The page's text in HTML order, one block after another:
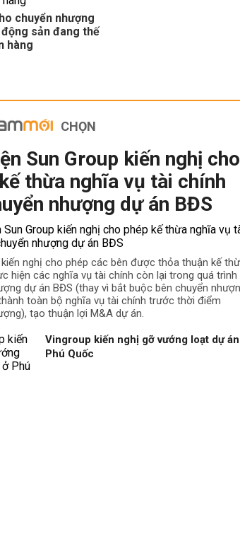
chuyển nhượng
sản đang thế
hàng
CHỌN
Sun Group kiến nghị cho
thừa nghĩa vụ tài chính
nhượng dự án BĐS
nghị cho phép các bên được thỏa thuận kế
hiện các nghĩa vụ tài chính còn lại trong quá trình
dự án BĐS (thay vì bắt buộc bên chuyển
toàn bộ nghĩa vụ tài chính trước thời điểm
tạo thuận lợi M&A dự án.
Vingroup kiến nghị gỡ vướng loạt dự
Phú Quốc